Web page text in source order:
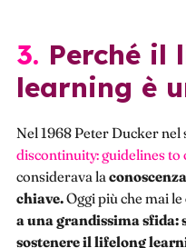
3. Perché il lifelong
learning è
Nel 1968 Peter Ducker nel
discontinuity: guidelines to
considerava la
chiave.Oggi più che mai le
a una grandissima
sostenere il lifelong